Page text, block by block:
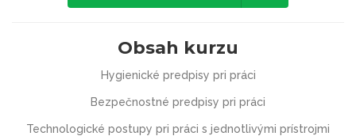
Obsah kurzu
Hygienické predpisy pri práci
Bezpečnostné predpisy pri práci
Technologické postupy pri práci s jednotlivými prístrojmi